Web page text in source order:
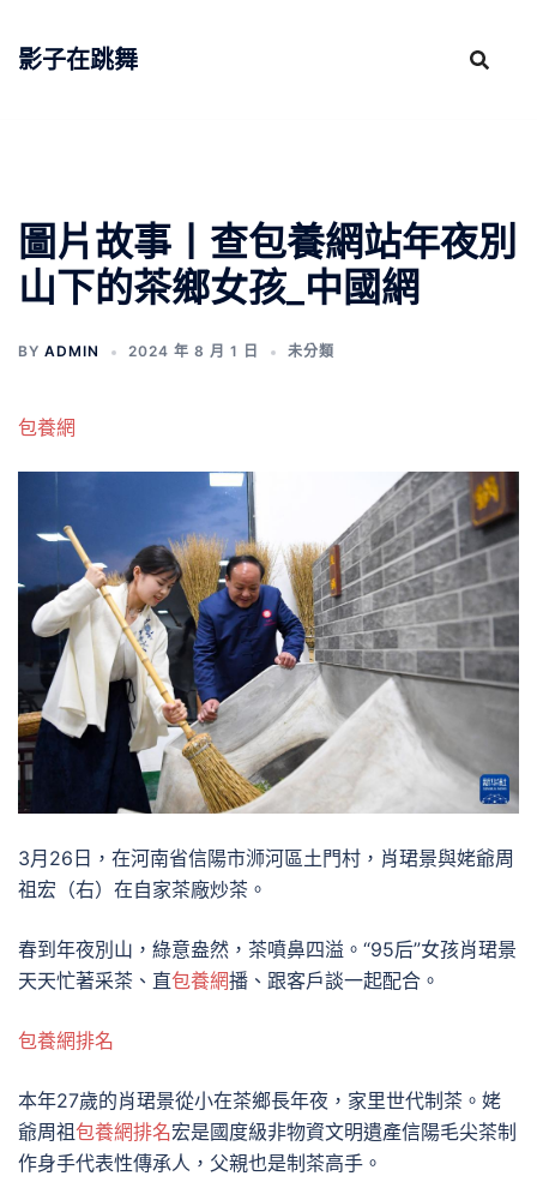
影子在跳舞
圖片故事丨查包養網站年夜別
山下的茶鄉女孩_中國網
BY ADMIN 2024 年 8 月 1 日 未分類
包養網
3月26日，在河南省信陽市浉河區土門村，肖珺景與姥爺周
祖宏（右）在自家茶廠炒茶。
春到年夜別山，綠意盎然，茶噴鼻四溢。“95后”女孩肖珺景
天天忙著采茶、直包養網播、跟客戶談一起配合。
包養網排名
本年27歲的肖珺景從小在茶鄉長年夜，家里世代制茶。姥
爺周祖包養網排名宏是國度級非物資文明遺產信陽毛尖茶制
作身手代表性傳承人，父親也是制茶高手。